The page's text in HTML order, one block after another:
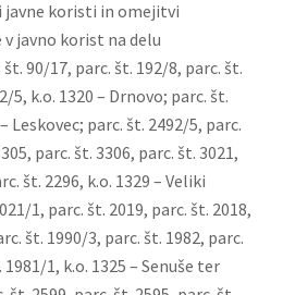
koristi in omejitvi
javno korist na delu
90/17, parc. št. 192/8, parc. št.
5, k.o. 1320 – Drnovo; parc. št.
Leskovec; parc. št. 2492/5, parc.
parc. št. 3306, parc. št. 3021,
št. 2296, k.o. 1329 – Veliki
1, parc. št. 2019, parc. št. 2018,
št. 1990/3, parc. št. 1982, parc.
1, k.o. 1325 – Senuše ter